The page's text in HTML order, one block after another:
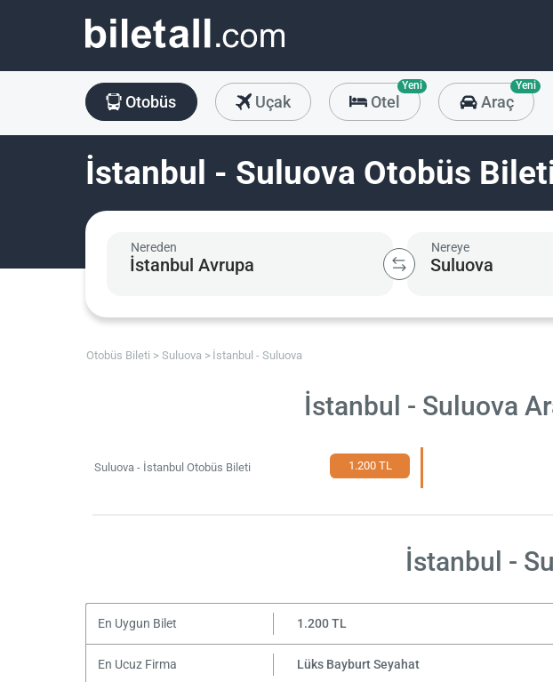
Otobüs Uçak Otel
Yeni
Araç
Yeni
İstanbul - Suluova Otobüs
Nereden Nereye
Otobüs Bileti Suluova İstanbul - Suluova
İstanbul - Suluova
Suluova - İstanbul Otobüs Bileti 1.200 TL
İstanbul -
En Uygun Bilet 1.200 TL
En Ucuz Firma Lüks Bayburt Seyahat